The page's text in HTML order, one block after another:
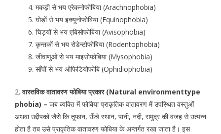
मकड़ी से भय एरेकनोफोबिया (Arachnophobia)
घोड़ों से भय इक्यूनोफोबिया (Equinophobia)
चिड़यों से भय एबिसोफोबिया (Avisophobia)
कृन्तकों से भय रोडेन्टोफोबिया (Rodentophobia)
जीवाणुओं से भय माइसोफोबिया (Mysophobia)
सॉंपों से भय ओफिडियोफोबि (Ophidiophobia)
2.वास्तविक वातावरण फोबिया प्रकार (Natural environmenttype
phobia) – जब व्यक्ति में फोबिया प्राकृतिक वातावरण में उपस्थित वस्तुओं
अथवा उद्दीपकों जैसे कि तूफान, ऊॅंचे स्थान, पानी, नदी, समुद्र की वजह से उत्पन्न
होता है तब उसे प्राकृतिक वातावरण फोबिया के अन्तर्गत रखा जाता है। इस